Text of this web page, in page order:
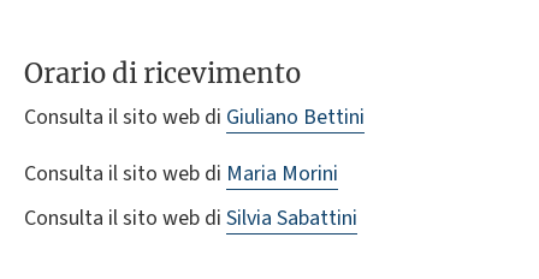
Orario di ricevimento
Consulta il sito web di Giuliano Bettini
Consulta il sito web di Maria Morini
Consulta il sito web di Silvia Sabattini